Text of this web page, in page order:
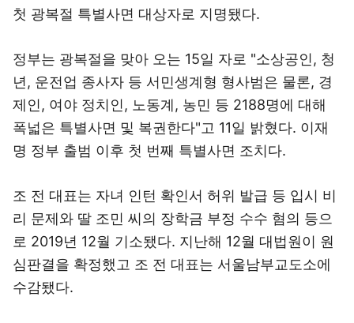
첫 광복절 특별사면 대상자로 지명됐다.
정부는 광복절을 맞아 오는 15일 자로 "소상공인, 청
년, 운전업 종사자 등 서민생계형 형사범은 물론, 경
제인, 여야 정치인, 노동계, 농민 등 2188명에 대해
폭넓은 특별사면 및 복권한다"고 11일 밝혔다. 이재
명 정부 출범 이후 첫 번째 특별사면 조치다.
조 전 대표는 자녀 인턴 확인서 허위 발급 등 입시 비
리 문제와 딸 조민 씨의 장학금 부정 수수 혐의 등으
로 2019년 12월 기소됐다. 지난해 12월 대법원이 원
심판결을 확정했고 조 전 대표는 서울남부교도소에
수감됐다.